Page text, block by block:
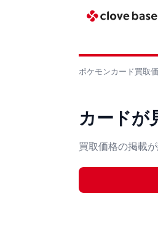
ポケモンカード買取
カードが
買取価格の掲載